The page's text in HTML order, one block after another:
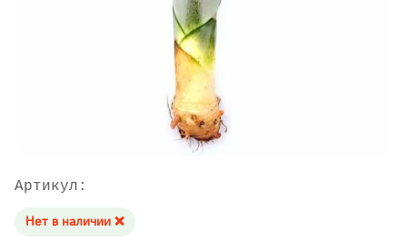
Артикул:
Нет в наличии ❌